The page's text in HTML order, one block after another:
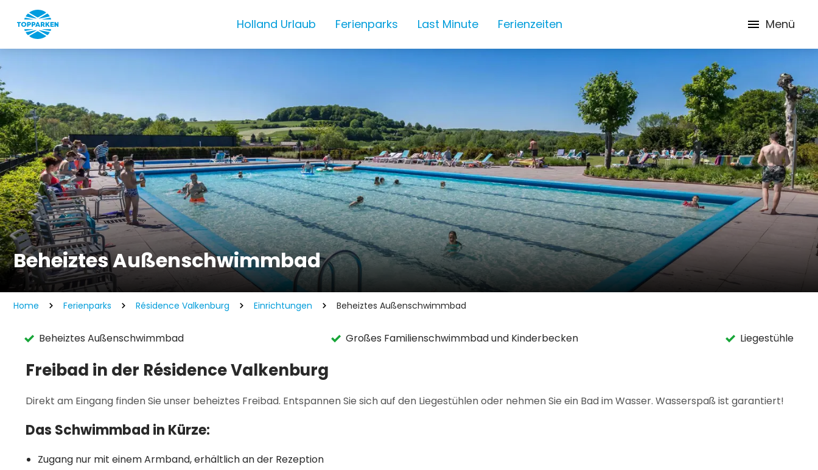
Holland Urlaub Ferienparks Last Minute Ferienzeiten Menü
Beheiztes Außenschwimmbad
Home Ferienparks Résidence Valkenburg Einrichtungen Beheiztes Außenschwimmbad
Beheiztes Außenschwimmbad Großes Familienschwimmbad und Kinderbecken Liegestühle
Freibad in der Résidence Valkenburg
Direkt am Eingang finden Sie unser beheiztes Freibad. Entspannen Sie sich auf den Liegestühlen oder nehmen Sie ein Bad im Wasser. Wasserspaß ist garantiert!
Das Schwimmbad in Kürze:
Zugang nur mit einem Armband, erhältlich an der Rezeption